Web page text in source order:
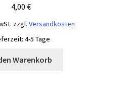
4,00 €
zzgl. Versandkosten
4-5 Tage
Warenkorb